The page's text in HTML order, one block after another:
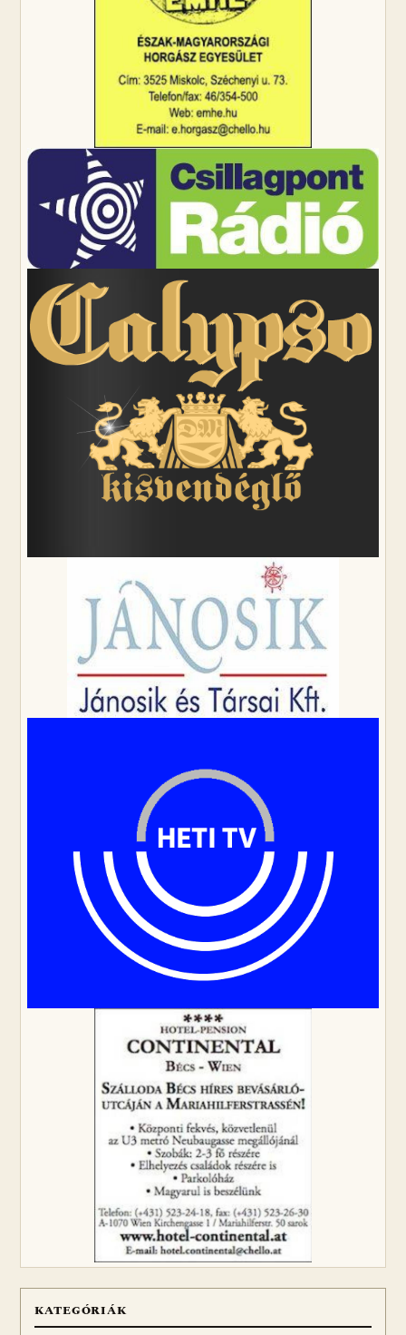
KATEGÓRIÁK